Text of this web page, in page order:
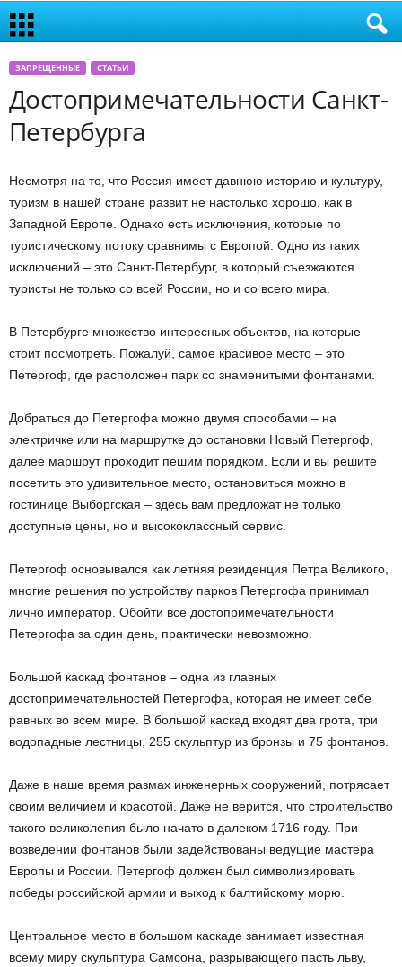
ЗАПРЕЩЕННЫЕ СТАТЬИ
Достопримечательности Санкт-
Петербурга
Несмотря на то, что Россия имеет давнюю историю и культуру,
туризм в нашей стране развит не настолько хорошо, как в
Западной Европе. Однако есть исключения, которые по
туристическому потоку сравнимы с Европой. Одно из таких
исключений – это Санкт-Петербург, в который съезжаются
туристы не только со всей России, но и со всего мира.
В Петербурге множество интересных объектов, на которые
стоит посмотреть. Пожалуй, самое красивое место – это
Петергоф, где расположен парк со знаменитыми фонтанами.
Добраться до Петергофа можно двумя способами – на
электричке или на маршрутке до остановки Новый Петергоф,
далее маршрут проходит пешим порядком. Если и вы решите
посетить это удивительное место, остановиться можно в
гостинице Выборгская – здесь вам предложат не только
доступные цены, но и высококлассный сервис.
Петергоф основывался как летняя резиденция Петра Великого,
многие решения по устройству парков Петергофа принимал
лично император. Обойти все достопримечательности
Петергофа за один день, практически невозможно.
Большой каскад фонтанов – одна из главных
достопримечательностей Петергофа, которая не имеет себе
равных во всем мире. В большой каскад входят два грота, три
водопадные лестницы, 255 скульптур из бронзы и 75 фонтанов.
Даже в наше время размах инженерных сооружений, потрясает
своим величием и красотой. Даже не верится, что строительство
такого великолепия было начато в далеком 1716 году. При
возведении фонтанов были задействованы ведущие мастера
Европы и России. Петергоф должен был символизировать
победы российской армии и выход к балтийскому морю.
Центральное место в большом каскаде занимает известная
всему миру скульптура Самсона, разрывающего пасть льву,